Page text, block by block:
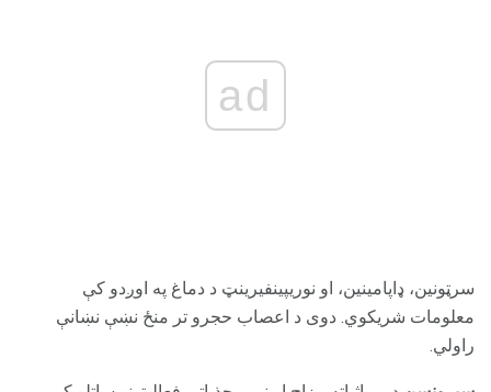
ad
سرټونین، ډاپامینین، او نوریپینفیرینټ د دماغ په اوږدو کې
معلومات شریکوي. دوی د اعصاب حجرو تر منځ نښې نښانې
راولي.